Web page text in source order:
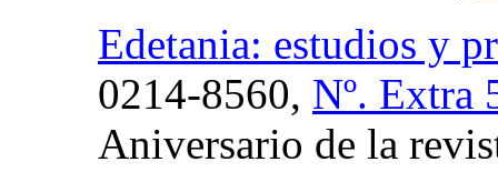
Edetania: estudios y
0214-8560, Nº. Extra
Aniversario de la